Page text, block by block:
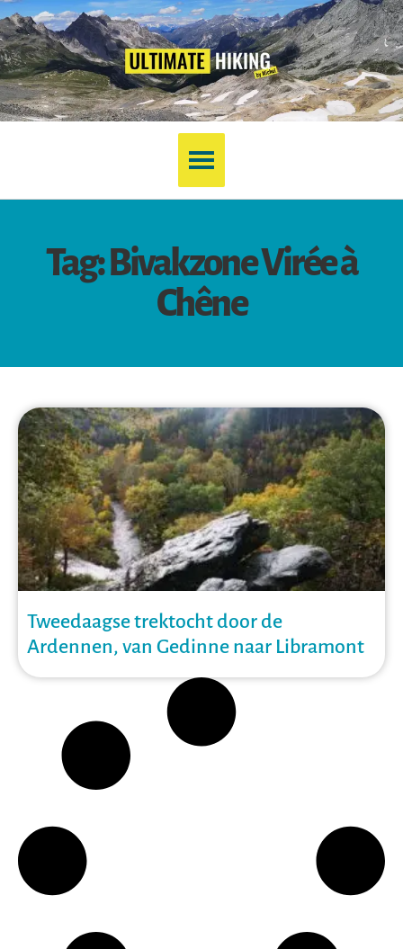
Tag: Bivakzone Virée à
Chêne
Tweedaagse trektocht door de
Ardennen, van Gedinne naar Libramont